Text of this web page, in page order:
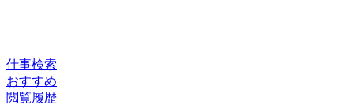
仕事検索
おすすめ
閲覧履歴